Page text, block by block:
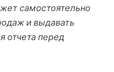
самостоятельно
и выдавать
отчета перед